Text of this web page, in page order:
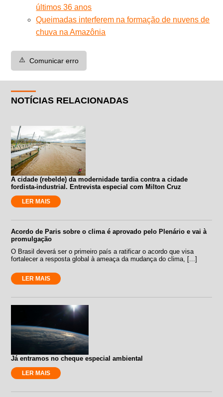
últimos 36 anos
Queimadas interferem na formação de nuvens de
chuva na Amazônia
⚠️ Comunicar erro
NOTÍCIAS RELACIONADAS
A cidade (rebelde) da modernidade tardia contra a cidade
fordista-industrial. Entrevista especial com Milton Cruz
LER MAIS
Acordo de Paris sobre o clima é aprovado pelo Plenário e vai à
promulgação
O Brasil deverá ser o primeiro país a ratificar o acordo que visa
fortalecer a resposta global à ameaça da mudança do clima, [...]
LER MAIS
Já entramos no cheque especial ambiental
LER MAIS